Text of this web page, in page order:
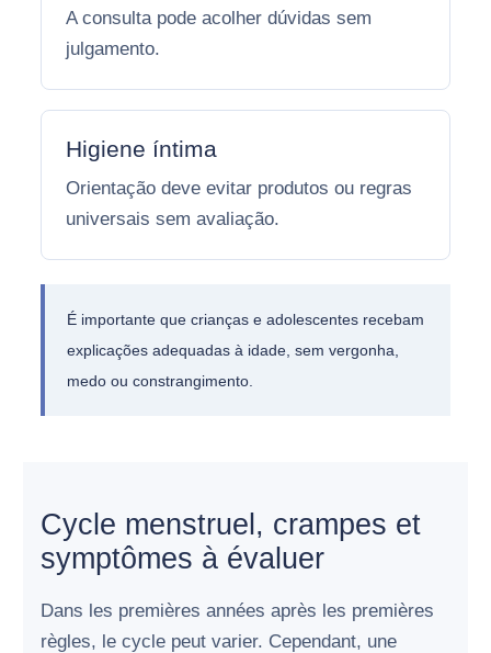
A consulta pode acolher dúvidas sem
julgamento.
Higiene íntima
Orientação deve evitar produtos ou regras
universais sem avaliação.
É importante que crianças e adolescentes recebam
explicações adequadas à idade, sem vergonha,
medo ou constrangimento.
Cycle menstruel, crampes et
symptômes à évaluer
Dans les premières années après les premières
règles, le cycle peut varier. Cependant, une